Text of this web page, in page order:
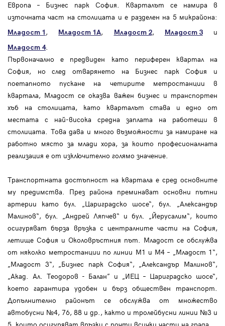
Европа – Бизнес парк София. Кварталът се намира в
източната част на столицата и е разделен на 5 микрайона:
Младост 1, Младост 1А, Младост 2, Младост 3и
Младост 4.
Първоначално е предвиден като периферен квартал на
София, но след отварянето на Бизнес парк София и
поетапното пускане на четирите метростанции в
квартала, Младост се оказва важен бизнес и транспортен
хъб на столицата, като кварталът става и едно от
местата с най-висока средна заплата на работещи в
столицата. Това дава и много възможности за намиране на
работно място за млади хора, за които професионалната
реализация е от изключително голямо значение.
Транспортната достъпност на квартала е сред основните
му предимства. През района преминават основни пътни
артерии като бул. „Цариградско шосе“, бул. „Александър
Малинов“, бул. „Андрей Ляпчев“ и бул. „Йерусалим“, които
осигуряват бърза връзка с централните части на София,
летище София и Околовръстния път. Младост се обслужва
от няколко метростанции по линии М1 и М4 – „Младост 1“,
„Младост 3“, „Бизнес парк София“, „Александър Малинов“,
„Акад. Ал. Теодоров - Балан” и „ИЕЦ – Цариградско шосе“,
което гарантира удобен и бърз обществен транспорт.
Допълнително районът се обслужва от множество
автобусни №4, 76, 88 и др., както и тролейбусни линии №3 и